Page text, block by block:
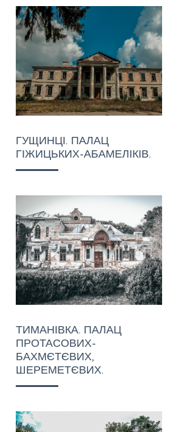
ГУЩИНЦІ. ПАЛАЦ
ГІЖИЦЬКИХ-АБАМЕЛІКІВ.
ТИМАНІВКА. ПАЛАЦ
ПРОТАСОВИХ-
БАХМЄТЄВИХ,
ШЕРЕМЕТЄВИХ.